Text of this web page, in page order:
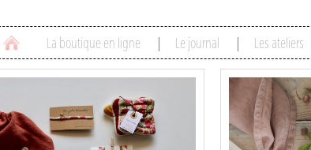
La boutique en ligne Le journal Les ateliers